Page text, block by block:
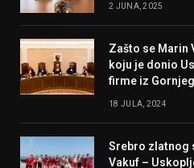
2 JUNA, 2025
Zašto se Marin
koju je donio
firme iz
18 JULA, 2024
Srebro zlatnog
Vakuf –